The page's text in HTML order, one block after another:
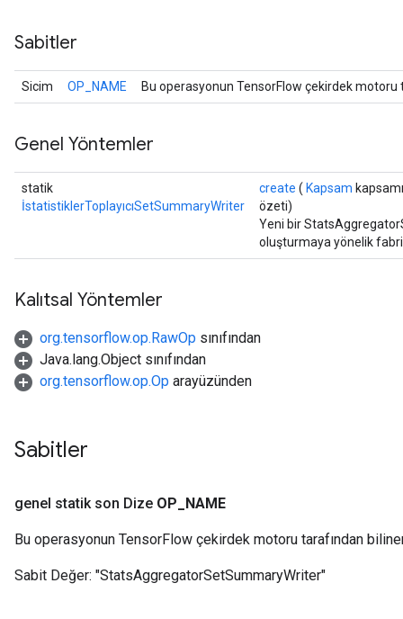
Sabitler
Sicim OP_NAME Bu operasyonun TensorFlow çekirdek motoru
Genel Yöntemler
statik
İstatistiklerToplayıcıSetSummaryWriter
create ( Kapsam
özeti)
Yeni bir
oluşturmaya yönelik
Kalıtsal Yöntemler
org.tensorflow.op.RawOp sınıfından
Java.lang.Object sınıfından
org.tensorflow.op.Op arayüzünden
Sabitler
genel statik son Dize OP NAME
Bu operasyonun TensorFlow çekirdek motoru tarafından
Sabit Değer: "StatsAggregatorSetSummaryWriter"